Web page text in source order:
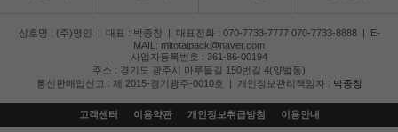
상호명 : (주)명인 | 대표 : 박종창 | 대표전화 : 070-7733-7777 070-7733-8888 | E-
MAIL: mitotalpack@naver.com
사업자등록번호 : 361-86-00194
주소 : 경기도 광주시 마루들길 150번길 4(양벌동)
통신판매업신고 : 제 2015-경기광주-0010호
| 개인정보관리책임자 : 박종창
고객센터 이용약관 개인정보취급방침 이용안내